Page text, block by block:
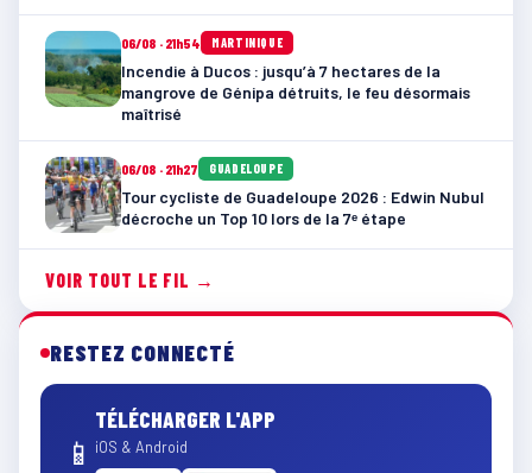
06/08 · 21h54 MARTINIQUE
Incendie à Ducos : jusqu’à 7 hectares de la
mangrove de Génipa détruits, le feu désormais
maîtrisé
06/08 · 21h27 GUADELOUPE
Tour cycliste de Guadeloupe 2026 : Edwin Nubul
décroche un Top 10 lors de la 7ᵉ étape
VOIR TOUT LE FIL →
RESTEZ CONNECTÉ
📱
TÉLÉCHARGER L'APP
iOS & Android